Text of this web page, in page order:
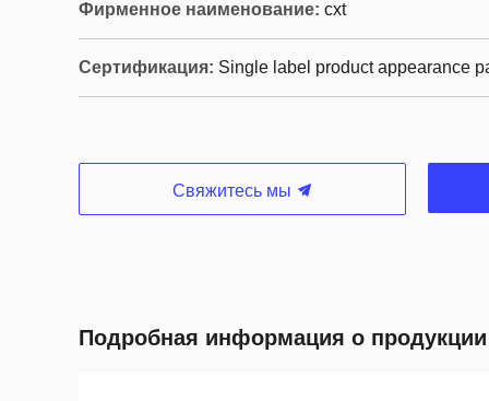
Фирменное наименование: cxt
Сертификация: Single label product appearance
Свяжитесь мы
Подробная информация о продукции